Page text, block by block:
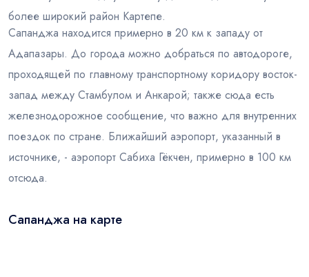
более широкий район Картепе.
Сапанджа находится примерно в 20 км к западу от
Адапазары. До города можно добраться по автодороге,
проходящей по главному транспортному коридору восток-
запад между Стамбулом и Анкарой; также сюда есть
железнодорожное сообщение, что важно для внутренних
поездок по стране. Ближайший аэропорт, указанный в
источнике, - аэропорт Сабиха Гёкчен, примерно в 100 км
отсюда.
Сапанджа на карте